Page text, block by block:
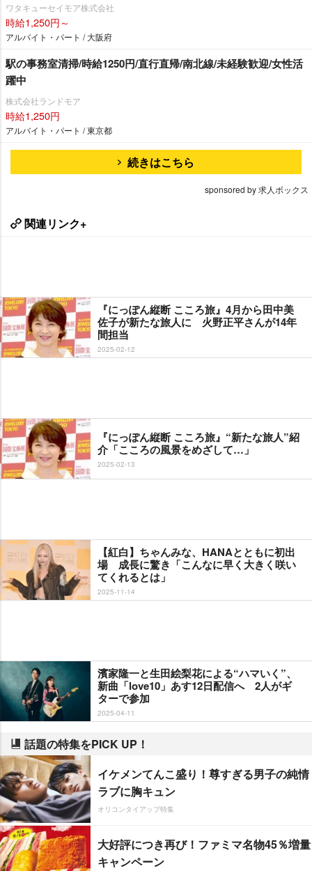
ワタキューセイモア株式会社
時給1,250円～
アルバイト・パート / 大阪府
駅の事務室清掃/時給1250円/直行直帰/南北線/未経験歓迎/女性活
躍中
株式会社ランドモア
時給1,250円
アルバイト・パート / 東京都
続きはこちら
sponsored by 求人ボックス
関連リンク+
『にっぽん縦断 こころ旅』4月から田中美
佐子が新たな旅人に 火野正平さんが14年
間担当
2025-02-12
『にっぽん縦断 こころ旅』“新たな旅人”紹
介「こころの風景をめざして…」
2025-02-13
【紅白】ちゃんみな、HANAとともに初出
場 成長に驚き「こんなに早く大きく咲い
てくれるとは」
2025-11-14
濱家隆一と生田絵梨花による“ハマいく”、
新曲「love10」あす12日配信へ 2人がギ
ターで参加
2025-04-11
話題の特集をPICK UP！
イケメンてんこ盛り！尊すぎる男子の純情
ラブに胸キュン
オリコンタイアップ特集
大好評につき再び！ファミマ名物45％増量
キャンペーン